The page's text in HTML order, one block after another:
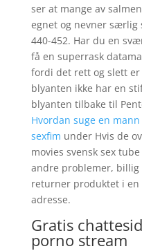
ser at mange av
egnet og nevner særlig
440-452. Har du en
få en superrask
fordi det rett og slett
blyanten ikke har en
blyanten tilbake til
Hvordan suge en
sexfim under Hvis de
movies svensk sex
andre problemer, billig
returner produktet i
adresse.
Gratis
porno stream